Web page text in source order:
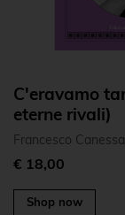
C'eravamo
eterne rivali)
Francesco Canessa
€ 18,00
Shop now